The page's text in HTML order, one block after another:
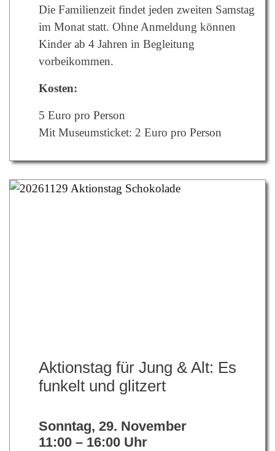
Die Familienzeit findet jeden zweiten Samstag
im Monat statt. Ohne Anmeldung können
Kinder ab 4 Jahren in Begleitung
vorbeikommen.
Kosten:
5 Euro pro Person
Mit Museumsticket: 2 Euro pro Person
Aktionstag für Jung & Alt: Es
funkelt und glitzert
Sonntag, 29. November
11:00 – 16:00 Uhr